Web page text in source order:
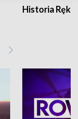
Historia Ręką